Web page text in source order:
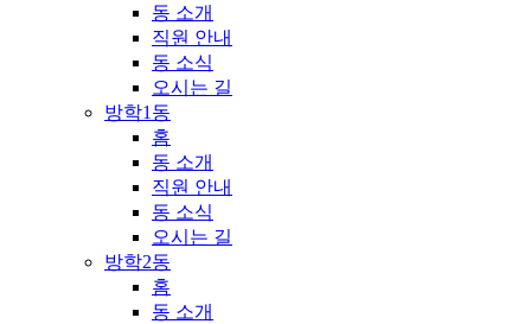
동 소개
직원 안내
동 소식
오시는 길
방학1동
홈
동 소개
직원 안내
동 소식
오시는 길
방학2동
홈
동 소개